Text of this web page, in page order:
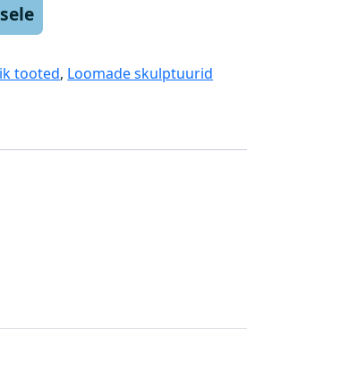
tooted, Loomade skulptuurid